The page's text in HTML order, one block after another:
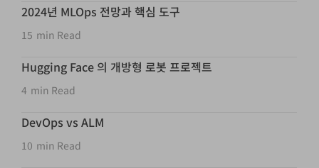
2024년 MLOps 전망과 핵심 도구
15 min Read
Hugging Face 의 개방형 로봇 프로젝트
4 min Read
DevOps vs ALM
10 min Read